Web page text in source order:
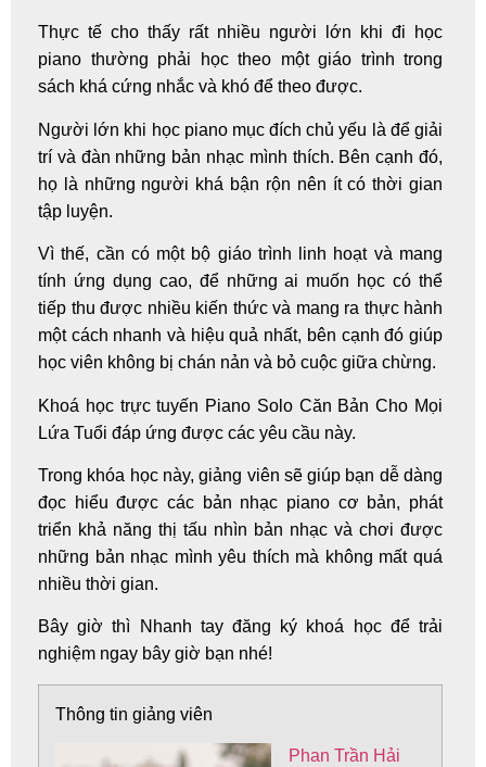
Thực tế cho thấy rất nhiều người lớn khi đi học
piano thường phải học theo một giáo trình trong
sách khá cứng nhắc và khó để theo được.
Người lớn khi học piano mục đích chủ yếu là để giải
trí và đàn những bản nhạc mình thích. Bên cạnh đó,
họ là những người khá bận rộn nên ít có thời gian
tập luyện.
Vì thế, cần có một bộ giáo trình linh hoạt và mang
tính ứng dụng cao, để những ai muốn học có thể
tiếp thu được nhiều kiến thức và mang ra thực hành
một cách nhanh và hiệu quả nhất, bên cạnh đó giúp
học viên không bị chán nản và bỏ cuộc giữa chừng.
Khoá học trực tuyến Piano Solo Căn Bản Cho Mọi
Lứa Tuổi đáp ứng được các yêu cầu này.
Trong khóa học này, giảng viên sẽ giúp bạn dễ dàng
đọc hiểu được các bản nhạc piano cơ bản, phát
triển khả năng thị tấu nhìn bản nhạc và chơi được
những bản nhạc mình yêu thích mà không mất quá
nhiều thời gian.
Bây giờ thì Nhanh tay đăng ký khoá học để trải
nghiệm ngay bây giờ bạn nhé!
Thông tin giảng viên
Phan Trần Hải